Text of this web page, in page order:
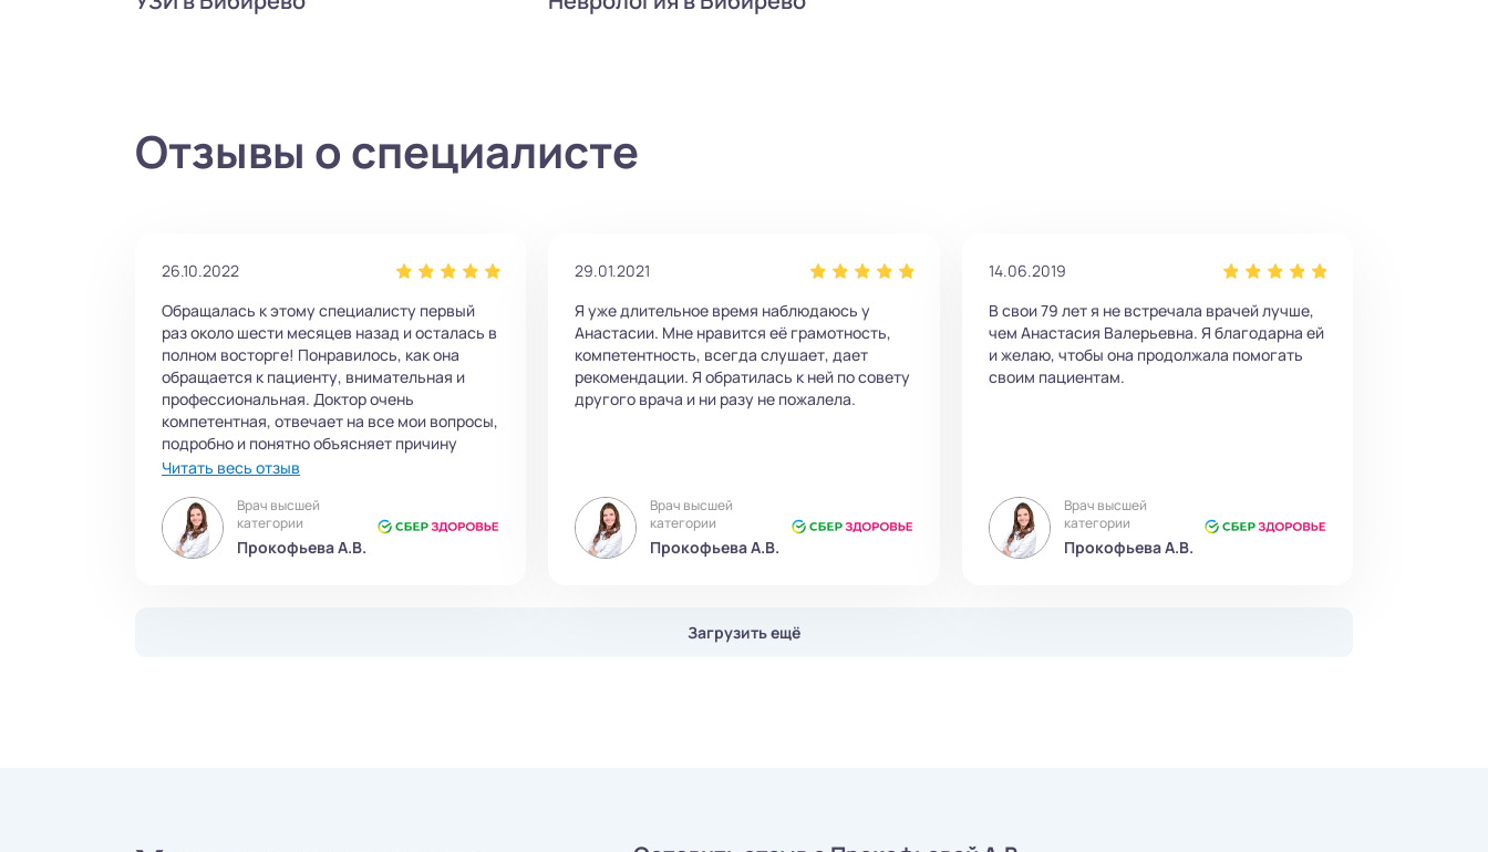
Отзывы о специалисте
26.10.2022
Обращалась к этому специалисту первый
раз около шести месяцев назад и осталась в
полном восторге! Понравилось, как она
обращается к пациенту, внимательная и
профессиональная. Доктор очень
компетентная, отвечает на все мои вопросы,
подробно и понятно объясняет причину
заболевания.
Читать весь отзыв
Врач высшей
категории
Прокофьева А.В.
29.01.2021
Я уже длительное время наблюдаюсь у
Анастасии. Мне нравится её грамотность,
компетентность, всегда слушает, дает
рекомендации. Я обратилась к ней по совету
другого врача и ни разу не пожалела.
Врач высшей
категории
Прокофьева А.В.
14.06.2019
В свои 79 лет я не встречала врачей лучше,
чем Анастасия Валерьевна. Я благодарна ей
и желаю, чтобы она продолжала помогать
своим пациентам.
Врач высшей
категории
Прокофьева А.В.
Загрузить ещё